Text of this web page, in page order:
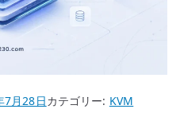
7月28日カテゴリー: KVM